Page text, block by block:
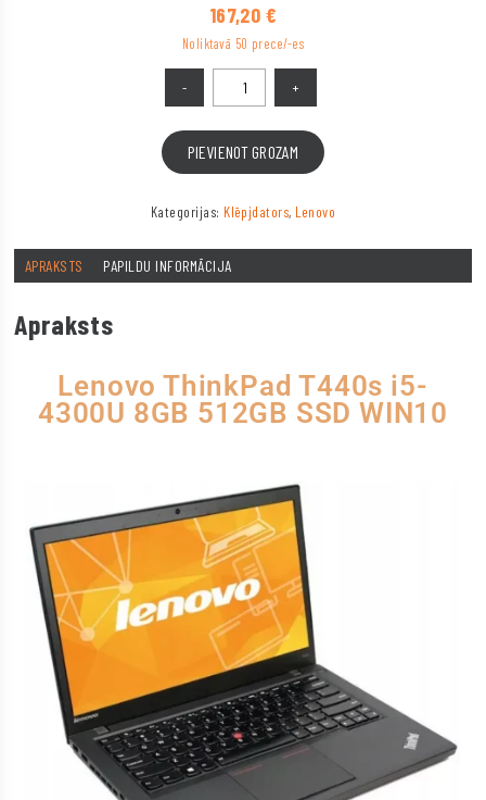
167,20 €
Noliktavā 50 prece/-es
PIEVIENOT GROZAM
Kategorijas: Klēpjdators, Lenovo
APRAKSTS PAPILDU INFORMĀCIJA
Apraksts
Lenovo ThinkPad T440s i5-
4300U 8GB 512GB SSD WIN10